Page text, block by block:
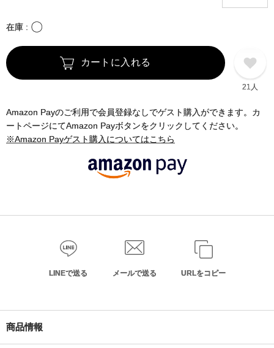
在庫 〇
カートに入れる
21人
Amazon Payのご利用で会員登録なしでゲスト購入ができます。カ
ートページにてAmazon Payボタンをクリックしてください。
※Amazon Payゲスト購入についてはこちら
LINEで送る メールで送る URLをコピー
商品情報